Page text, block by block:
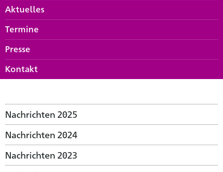
Aktuelles
Termine
Presse
Kontakt
Nachrichten 2025
Nachrichten 2024
Nachrichten 2023